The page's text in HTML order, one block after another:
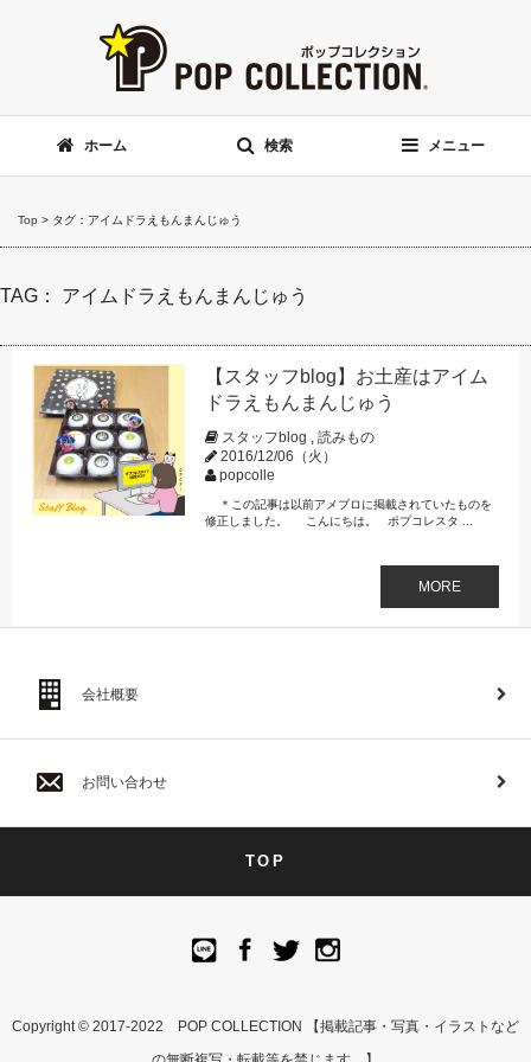
ホーム 検索 メニュー
Top > タグ：アイムドラえもんまんじゅう
TAG： アイムドラえもんまんじゅう
【スタッフblog】お土産はアイム
ドラえもんまんじゅう
スタッフblog , 読みもの
2016/12/06（火）
popcolle
＊この記事は以前アメブロに掲載されていたものを
修正しました。 こんにちは。 ポプコレスタ ...
MORE
会社概要
お問い合わせ
TOP
Copyright © 2017-2022 POP COLLECTION 【掲載記事・写真・イラストなど